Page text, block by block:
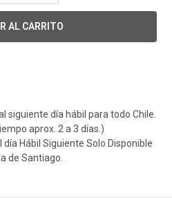
siguiente día hábil para todo Chile.
aprox. 2 a 3 días.)
día Hábil Siguiente Solo Disponible
de Santiago.